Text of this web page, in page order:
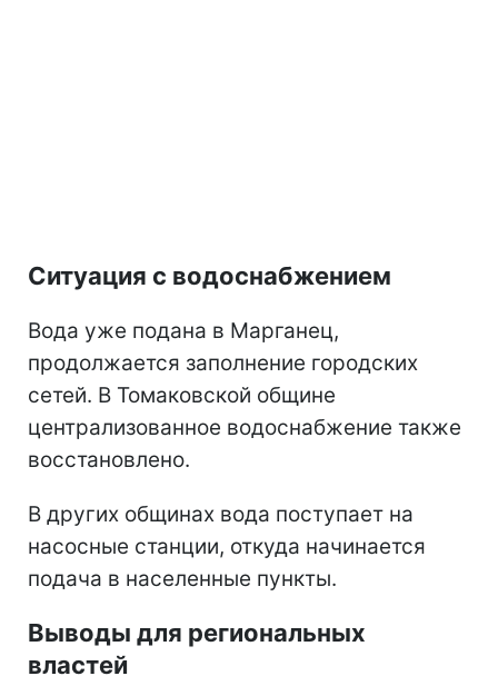
Ситуация с водоснабжением
Вода уже подана в Марганец,
продолжается заполнение городских
сетей. В Томаковской общине
централизованное водоснабжение также
восстановлено.
В других общинах вода поступает на
насосные станции, откуда начинается
подача в населенные пункты.
Выводы для региональных
властей